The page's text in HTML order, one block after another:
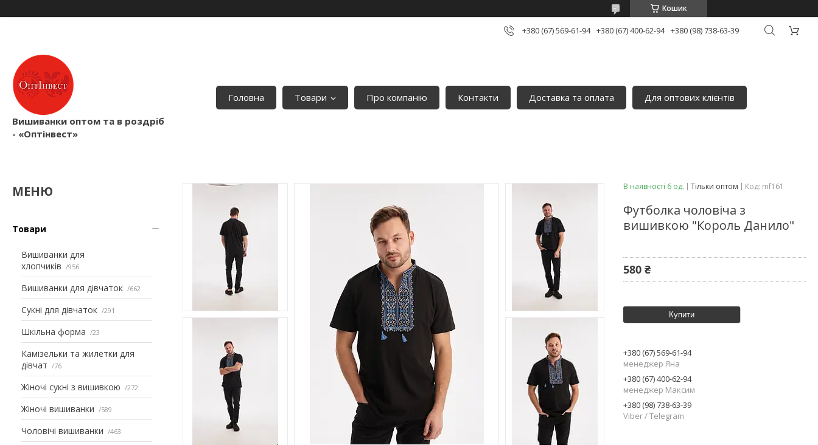
Кошик
+380 (67) 569-61-94 +380 (67) 400-62-94 +380 (98) 738-63-39
Вишиванки оптом та в роздріб
- «Оптінвест»
Головна Товари Про компанію Контакти Доставка та оплата Для оптових клієнтів
Товари
Вишиванки для
хлопчиків
956
Вишиванки для дівчаток 662
Сукні для дівчаток 291
Шкільна форма 23
Камізельки та жилетки для
дівчат
76
Жіночі сукні з вишивкою 272
Жіночі вишиванки 589
Чоловічі вишиванки 463
В наявності 6 од. Тільки оптом Код: mf161
Футболка чоловіча з
вишивкою "Король Данило"
580 ₴
Купити
+380 (67) 569-61-94
менеджер Яна
+380 (67) 400-62-94
менеджер Максим
+380 (98) 738-63-39
Viber / Telegram